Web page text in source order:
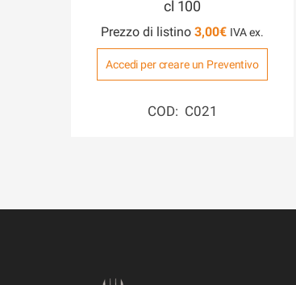
cl 100
Prezzo di listino 3,00€
Accedi per creare un Preventivo
COD: C021